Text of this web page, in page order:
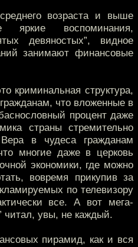
возраста и выше
яркие воспоминания,
девяностых”, видное
занимают финансовые
криминальная структура,
что вложенные в
процент даже
страны стремительно
в чудеса гражданам
многие даже в церковь
экономики, где можно
вовремя прикупив за
по телевизору
все. А вот мега-
читал, увы, не каждый.
пирамид, как и вся